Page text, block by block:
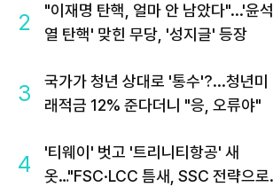
2
"이재명 탄핵, 얼마 안 남았다"...'윤석
열 탄핵' 맞힌 무당, '성지글' 등장
3
국가가 청년 상대로 '통수'?...청년미
래적금 12% 준다더니 "응, 오류야"
4
'티웨이' 벗고 '트리니티항공' 새
옷…"FSC·LCC 틈새, SSC 전략으로